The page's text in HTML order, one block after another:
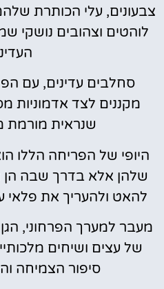
צבעונים, עלי הכותרת
לוהטים וצהובים נושקי
סחלבים עדינים, עם
מקננים לצד אדמוניות
שנראית מורמת
היופי של הפריחה הללו
שלהן אלא בדרך שבה הן
להאט ולהעריך את פלאי
מעבר למערך הפרחוני,
של עצים ושיחים
סיפור הצמיחה